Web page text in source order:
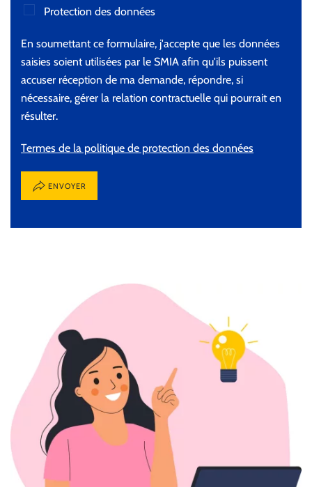
Protection des données
En soumettant ce formulaire, j'accepte que les données
saisies soient utilisées par le SMIA afin qu'ils puissent
accuser réception de ma demande, répondre, si
nécessaire, gérer la relation contractuelle qui pourrait en
résulter.
Termes de la politique de protection des données
ENVOYER